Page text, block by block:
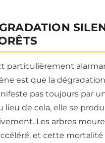
particulièrement
est que la
pas toujours par
lieu de cela, elle se
Les arbres
et cette mortalité